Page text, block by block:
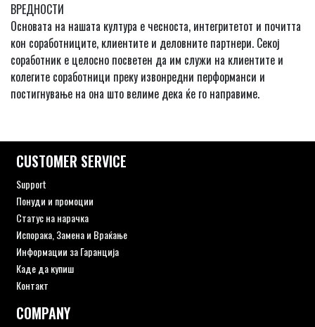
ВРЕДНОСТИ
Основата на нашата култура е чесноста, интегритетот и почитта
кон соработниците, клиентите и деловните партнери. Секој
соработник е целосно посветен да им служи на клиентите и
колегите соработници преку извонредни перформанси и
постигнување на она што велиме дека ќе го направиме.
CUSTOMER SERVICE
Support
Понуди и промоции
Статус на нарачка
Испорака, Замена и Враќање
Информации за Гаранција
Каде да купиш
Контакт
COMPANY